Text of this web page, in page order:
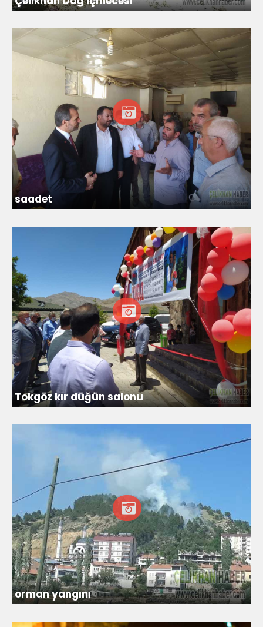
saadet
Tokgöz kır düğün salonu
orman yangını